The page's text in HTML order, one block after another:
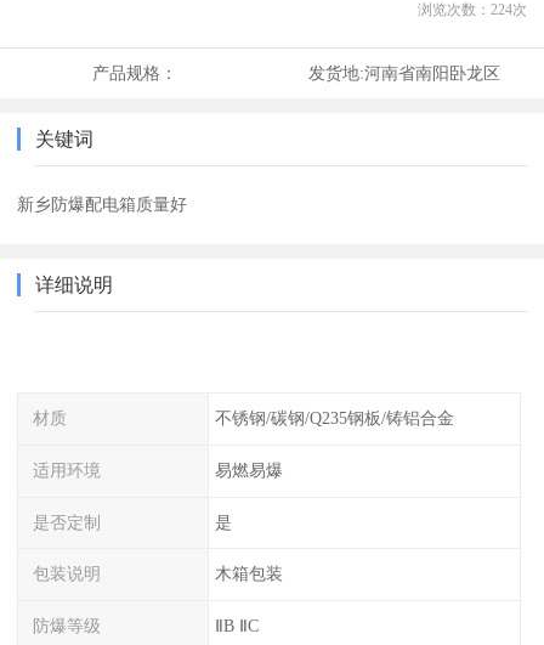
浏览次数： 224次
产品规格： 发货地:河南省南阳卧龙区
关键词
新乡防爆配电箱质量好
详细说明
材质 不锈钢/碳钢/Q235钢板/铸铝合金
适用环境 易燃易爆
是否定制 是
包装说明 木箱包装
防爆等级 ⅡB ⅡC